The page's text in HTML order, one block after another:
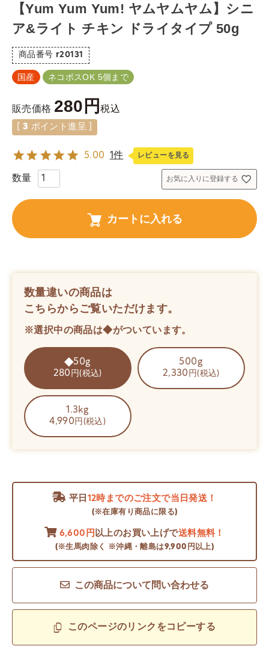
【Yum Yum Yum! ヤムヤムヤム】シニ
ア&ライト チキン ドライタイプ 50g
商品番号 r20131
国産 ネコポスOK 5個まで
販売価格 280 税込
3 ポイント進呈 ]
5.00 1件 レビューを見る
お気に入りに登録する
カートに入れる
数量違いの商品は
こちらからご覧いただけます。
※選択中の商品は◆がついています。
50g
280 円(税込)
500g
2,330 円(税込)
1.3kg
4,990 円(税込)
平日 12時までのご注文で当日発送！
(※在庫有り商品に限る)
6,600円以上のお買い上げで送料無料！
(※生馬肉除く ※沖縄・離島は9,900円以上)
この商品について問い合わせる
このページのリンクをコピーする